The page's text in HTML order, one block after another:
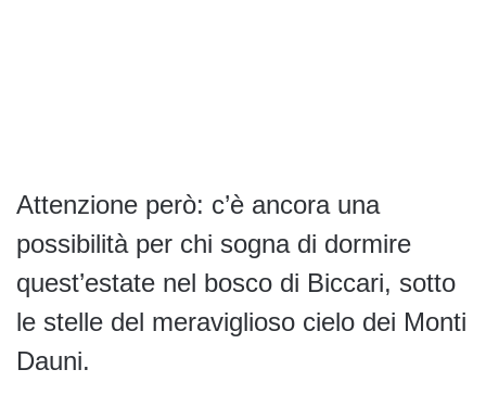
Attenzione però: c’è ancora una
possibilità per chi sogna di dormire
quest’estate nel bosco di Biccari, sotto
le stelle del meraviglioso cielo dei Monti
Dauni.